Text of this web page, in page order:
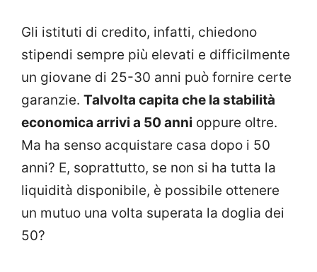
Gli istituti di credito, infatti, chiedono
stipendi sempre più elevati e difficilmente
un giovane di 25-30 anni può fornire certe
garanzie. Talvolta capita che la stabilità
economica arrivi a 50 anni oppure oltre.
Ma ha senso acquistare casa dopo i 50
anni? E, soprattutto, se non si ha tutta la
liquidità disponibile, è possibile ottenere
un mutuo una volta superata la doglia dei
50?